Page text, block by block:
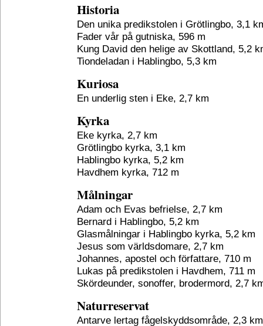
Historia
Den unika predikstolen i Grötlingbo, 3,1
Fader vår på gutniska, 596 m
Kung David den helige av Skottland, 5,2
Tiondeladan i Hablingbo, 5,3 km
Kuriosa
En underlig sten i Eke, 2,7 km
Kyrka
Eke kyrka, 2,7 km
Grötlingbo kyrka, 3,1 km
Hablingbo kyrka, 5,2 km
Havdhem kyrka, 712 m
Målningar
Adam och Evas befrielse, 2,7 km
Bernard i Hablingbo, 5,2 km
Glasmålningar i Hablingbo kyrka, 5,2 km
Jesus som världsdomare, 2,7 km
Johannes, apostel och författare, 710 m
Lukas på predikstolen i Havdhem, 711 m
Skördeunder, sonoffer, brodermord, 2,7
Naturreservat
Antarve lertag fågelskyddsområde, 2,3 km